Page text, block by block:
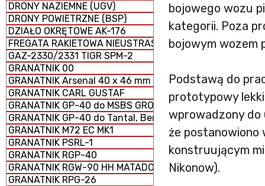
DRONY NAZIEMNE (UGV)
DRONY POWIETRZNE (BSP)
DZIAŁO OKRĘTOWE AK-176
FREGATA RAKIETOWA NIEUSTRASZYMYJ
GAZ-2330/2331 TIGR SPM-2
GRANATNIK 00
GRANATNIK Arsenal 40 x 46 mm
GRANATNIK CARL GUSTAF
GRANATNIK GP-40 do MSBS GROT
GRANATNIK GP-40 do Tantal, Beryl, AKM i GS-40
GRANATNIK M72 EC MK1
GRANATNIK PSRL-1
GRANATNIK RGP-40
GRANATNIK RGW-90 HH MATADOR
GRANATNIK RPG-26
bojowego wozu
kategorii. Poza
bojowym wozem
Podstawą do
prototypowy lekki
wprowadzony do
że postanowiono
konstruującym
Nikonow).